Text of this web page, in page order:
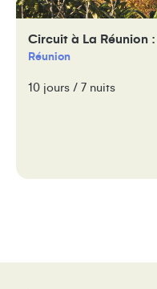
Circuit à La Réunion
Réunion
10 jours / 7 nuits